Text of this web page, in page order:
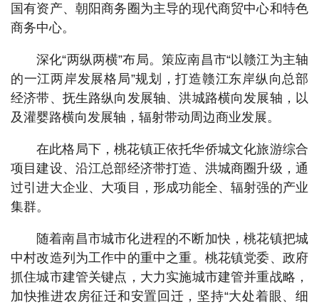
国有资产、朝阳商务圈为主导的现代商贸中心和特色
商务中心。
深化“两纵两横”布局。策应南昌市“以赣江为主轴
的一江两岸发展格局”规划，打造赣江东岸纵向总部
经济带、抚生路纵向发展轴、洪城路横向发展轴，以
及灌婴路横向发展轴，辐射带动周边商业发展。
在此格局下，桃花镇正依托华侨城文化旅游综合
项目建设、沿江总部经济带打造、洪城商圈升级，通
过引进大企业、大项目，形成功能全、辐射强的产业
集群。
随着南昌市城市化进程的不断加快，桃花镇把城
中村改造列为工作中的重中之重。桃花镇党委、政府
抓住城市建管关键点，大力实施城市建管并重战略，
加快推进农房征迁和安置回迁，坚持“大处着眼、细